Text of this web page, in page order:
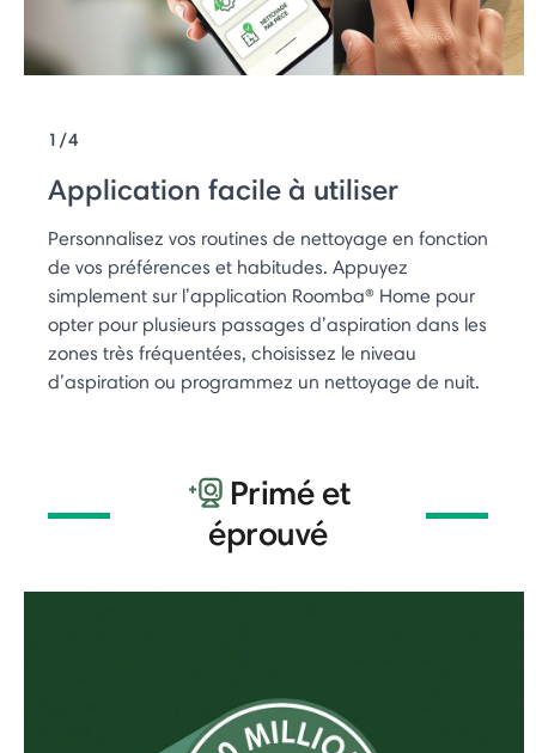
1/4
Application facile à utiliser
Personnalisez vos routines de nettoyage en fonction
de vos préférences et habitudes. Appuyez
simplement sur l’application Roomba® Home pour
opter pour plusieurs passages d’aspiration dans les
zones très fréquentées, choisissez le niveau
d’aspiration ou programmez un nettoyage de nuit.
Primé et
éprouvé